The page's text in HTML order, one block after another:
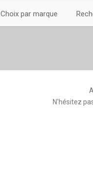
Choix par marque
N'hésitez